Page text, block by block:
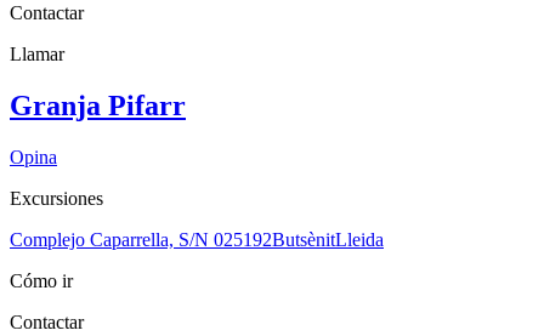
Contactar
Llamar
Granja Pifarr
Opina
Excursiones
Complejo Caparrella, S/N 025192ButsènitLleida
Cómo ir
Contactar